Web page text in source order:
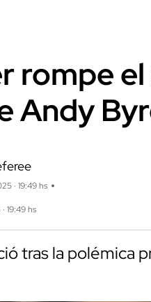
rompe
Andy
· 19:49 hs
19:49 hs
tras la polémica